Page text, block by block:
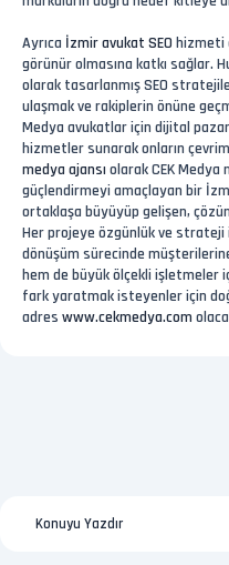
Ayrıca İzmir avukat SEO hizmeti
görünür olmasına katkı sağlar.
olarak tasarlanmış SEO
ulaşmak ve rakiplerin önüne
Medya avukatlar için dijital
hizmetler sunarak onların
medya ajansı olarak CEK
güçlendirmeyi amaçlayan bir
ortaklaşa büyüyüp gelişen,
Her projeye özgünlük ve strateji
dönüşüm sürecinde
hem de büyük ölçekli işletmeler
fark yaratmak isteyenler için
adres www.cekmedya.com
Konuyu Yazdır